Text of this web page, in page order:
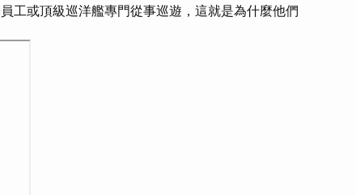
工或頂級巡洋艦專門從事巡遊，這就是為什麼他們